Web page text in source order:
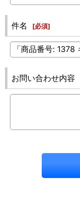
件名 [必須]
お問い合わせ内容